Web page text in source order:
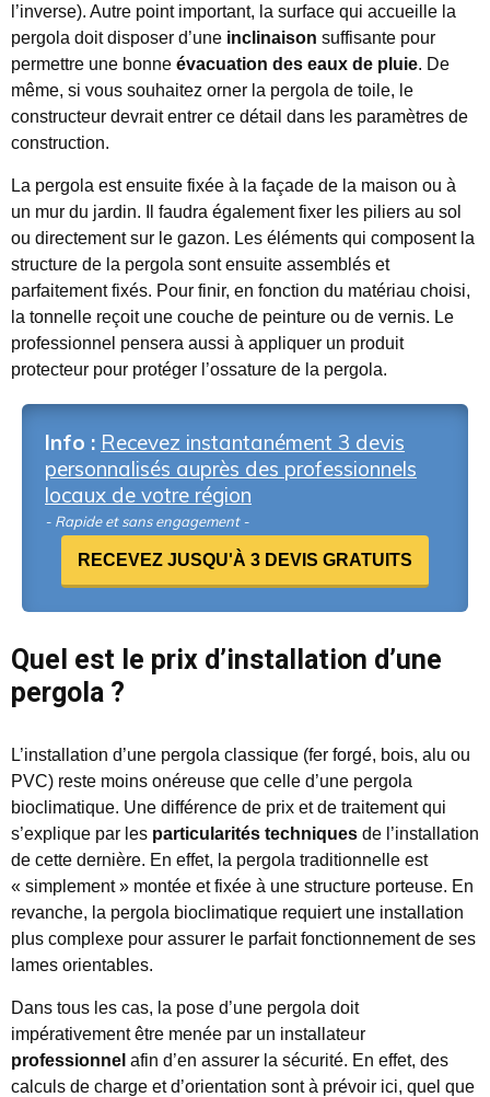
l’inverse). Autre point important, la surface qui accueille la
pergola doit disposer d’une inclinaison suffisante pour
permettre une bonne évacuation des eaux de pluie. De
même, si vous souhaitez orner la pergola de toile, le
constructeur devrait entrer ce détail dans les paramètres de
construction.
La pergola est ensuite fixée à la façade de la maison ou à
un mur du jardin. Il faudra également fixer les piliers au sol
ou directement sur le gazon. Les éléments qui composent la
structure de la pergola sont ensuite assemblés et
parfaitement fixés. Pour finir, en fonction du matériau choisi,
la tonnelle reçoit une couche de peinture ou de vernis. Le
professionnel pensera aussi à appliquer un produit
protecteur pour protéger l’ossature de la pergola.
Info : Recevez instantanément 3 devis
personnalisés auprès des professionnels
locaux de votre région
- Rapide et sans engagement -
RECEVEZ JUSQU'À 3 DEVIS GRATUITS
Quel est le prix d’installation d’une
pergola ?
L’installation d’une pergola classique (fer forgé, bois, alu ou
PVC) reste moins onéreuse que celle d’une pergola
bioclimatique. Une différence de prix et de traitement qui
s’explique par les particularités techniques de l’installation
de cette dernière. En effet, la pergola traditionnelle est
« simplement » montée et fixée à une structure porteuse. En
revanche, la pergola bioclimatique requiert une installation
plus complexe pour assurer le parfait fonctionnement de ses
lames orientables.
Dans tous les cas, la pose d’une pergola doit
impérativement être menée par un installateur
professionnel afin d’en assurer la sécurité. En effet, des
calculs de charge et d’orientation sont à prévoir ici, quel que